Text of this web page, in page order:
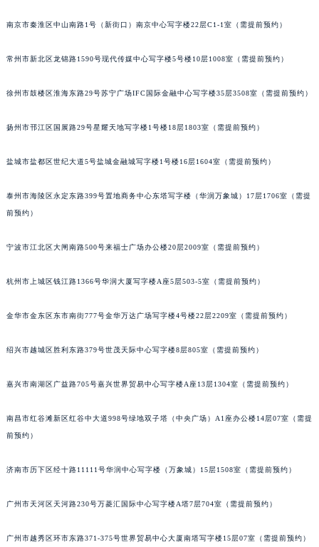
南京市秦淮区中山南路1号（新街口）南京中心写字楼22层C1-1室（需提前预约）
常州市新北区龙锦路1590号现代传媒中心写字楼5号楼10层1008室（需提前预约）
徐州市鼓楼区淮海东路29号苏宁广场IFC国际金融中心写字楼35层3508室（需提前预约）
扬州市邗江区国展路29号星耀天地写字楼1号楼18层1803室（需提前预约）
盐城市盐都区世纪大道5号盐城金融城写字楼1号楼16层1604室（需提前预约）
泰州市海陵区永定东路399号置地商务中心东塔写字楼（华润万象城）17层1706室（需提
前预约）
宁波市江北区大闸南路500号来福士广场办公楼20层2009室（需提前预约）
杭州市上城区钱江路1366号华润大厦写字楼A座5层503-5室（需提前预约）
金华市金东区东市南街777号金华万达广场写字楼4号楼22层2209室（需提前预约）
绍兴市越城区胜利东路379号世茂天际中心写字楼8层805室（需提前预约）
嘉兴市南湖区广益路705号嘉兴世界贸易中心写字楼A座13层1304室（需提前预约）
南昌市红谷滩新区红谷中大道998号绿地双子塔（中央广场）A1座办公楼14层07室（需提
前预约）
济南市历下区经十路11111号华润中心写字楼（万象城）15层1508室（需提前预约）
广州市天河区天河路230号万菱汇国际中心写字楼A塔7层704室（需提前预约）
广州市越秀区环市东路371-375号世界贸易中心大厦南塔写字楼15层07室（需提前预约）